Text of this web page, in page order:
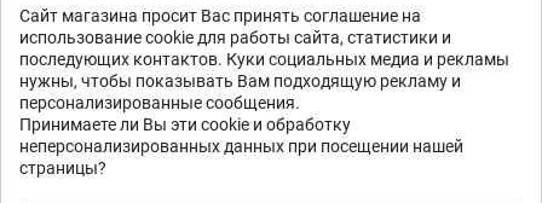
Сайт магазина просит Вас принять соглашение на
использование cookie для работы сайта, статистики и
последующих контактов. Куки социальных медиа и рекламы
нужны, чтобы показывать Вам подходящую рекламу и
персонализированные сообщения.
Принимаете ли Вы эти cookie и обработку
неперсонализированных данных при посещении нашей
страницы?